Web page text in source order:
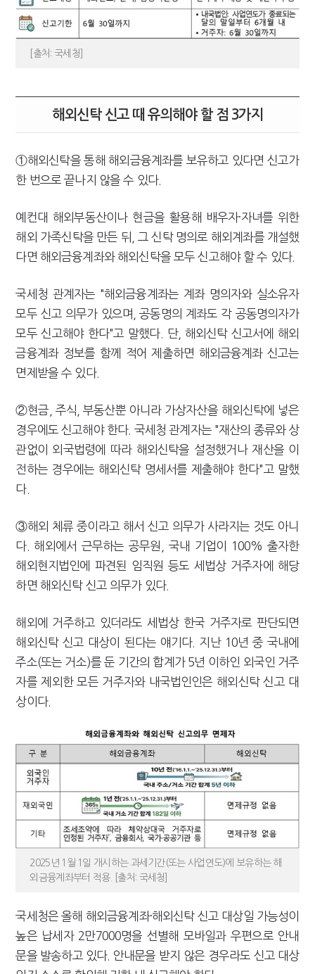
[출처: 국세청]
해외신탁 신고 때 유의해야 할 점 3가지
①해외신탁을 통해 해외금융계좌를 보유하고 있다면 신고가
한 번으로 끝나지 않을 수 있다.
예컨대 해외부동산이나 현금을 활용해 배우자·자녀를 위한
해외 가족신탁을 만든 뒤, 그 신탁 명의로 해외계좌를 개설했
다면 해외금융계좌와 해외신탁을 모두 신고해야 할 수 있다.
국세청 관계자는 "해외금융계좌는 계좌 명의자와 실소유자
모두 신고 의무가 있으며, 공동명의 계좌도 각 공동명의자가
모두 신고해야 한다"고 말했다. 단, 해외신탁 신고서에 해외
금융계좌 정보를 함께 적어 제출하면 해외금융계좌 신고는
면제받을 수 있다.
②현금, 주식, 부동산뿐 아니라 가상자산을 해외신탁에 넣은
경우에도 신고해야 한다. 국세청 관계자는 "재산의 종류와 상
관없이 외국법령에 따라 해외신탁을 설정했거나 재산을 이
전하는 경우에는 해외신탁 명세서를 제출해야 한다"고 말했
다.
③해외 체류 중이라고 해서 신고 의무가 사라지는 것도 아니
다. 해외에서 근무하는 공무원, 국내 기업이 100% 출자한
해외현지법인에 파견된 임직원 등도 세법상 거주자에 해당
하면 해외신탁 신고 의무가 있다.
해외에 거주하고 있더라도 세법상 한국 거주자로 판단되면
해외신탁 신고 대상이 된다는 얘기다. 지난 10년 중 국내에
주소(또는 거소)를 둔 기간의 합계가 5년 이하인 외국인 거주
자를 제외한 모든 거주자와 내국법인인은 해외신탁 신고 대
상이다.
2025년 1월 1일 개시하는 과세기간(또는 사업연도)에 보유하는 해
외금융계좌부터 적용. [출처: 국세청]
국세청은 올해 해외금융계좌·해외신탁 신고 대상일 가능성이
높은 납세자 2만7000명을 선별해 모바일과 우편으로 안내
문을 발송하고 있다. 안내문을 받지 않은 경우라도 신고 대상